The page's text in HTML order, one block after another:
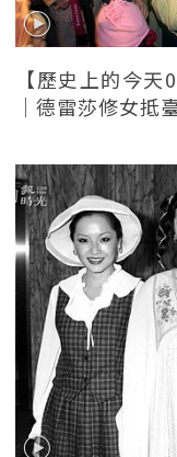
【歷史上的今
｜德雷莎修女抵